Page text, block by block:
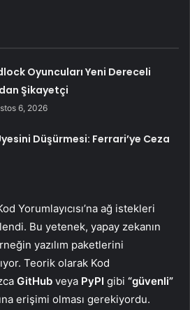
Oyuncuları Yeni Dereceli
Şikayetçi
6, 2026
Düşürmesi: Ferrari’ye Ceza
Yorumlayıcısı’na ağ istekleri
Bu yetenek, yapay zekanın
yazılım paketlerini
Teorik olarak Kod
GitHub veya PyPI gibi “güvenli”
erişimi olması gerekiyordu.